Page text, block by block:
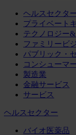
ヘルスセクタ
プライベート
テクノロジー
ファミリービ
パブリック・
コンシューマ
製造業
金融サービス
サービス
ヘルスセクター
バイオ医薬品